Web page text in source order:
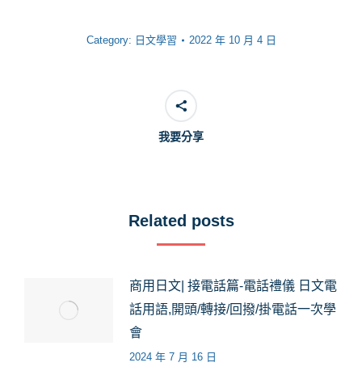
Category: 日文學習 2022 年 10 月 4 日
我要分享
Related posts
商用日文| 接電話篇-電話禮儀 日文電
話用語,開頭/轉接/回撥/掛電話一次學
會
2024 年 7 月 16 日